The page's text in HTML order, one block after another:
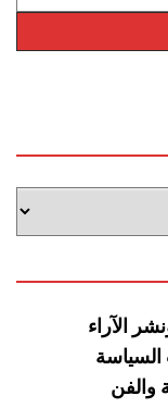
الآراء
السياسة
والفن